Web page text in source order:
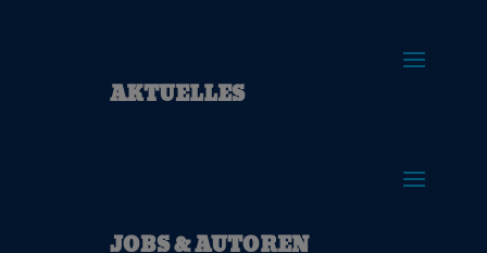
AKTUELLES
JOBS & AUTOREN